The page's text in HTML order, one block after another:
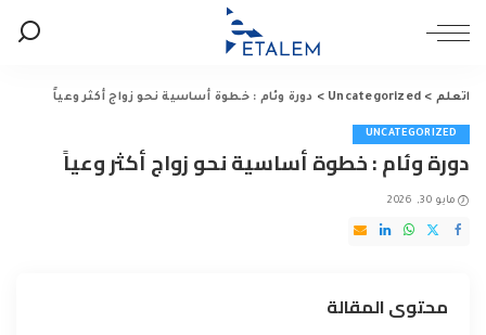
اتعلم >
Uncategorized
> دورة وئام : خطوة أساسية نحو زواج أكثر وعياً
UNCATEGORIZED
دورة وئام : خطوة أساسية نحو زواج أكثر وعياً
مايو 30, 2026
محتوى المقالة